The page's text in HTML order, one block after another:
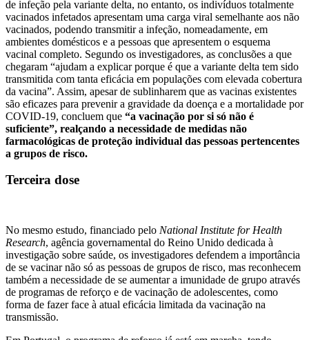
de infeção pela variante delta, no entanto, os indivíduos totalmente
vacinados infetados apresentam uma carga viral semelhante aos não
vacinados, podendo transmitir a infeção, nomeadamente, em
ambientes domésticos e a pessoas que apresentem o esquema
vacinal completo. Segundo os investigadores, as conclusões a que
chegaram “ajudam a explicar porque é que a variante delta tem sido
transmitida com tanta eficácia em populações com elevada cobertura
da vacina”. Assim, apesar de sublinharem que as vacinas existentes
são eficazes para prevenir a gravidade da doença e a mortalidade por
COVID-19, concluem que “a vacinação por si só não é
suficiente”, realçando a necessidade de medidas não
farmacológicas de proteção individual das pessoas pertencentes
a grupos de risco.
Terceira dose
No mesmo estudo, financiado pelo National Institute for Health
Research, agência governamental do Reino Unido dedicada à
investigação sobre saúde, os investigadores defendem a importância
de se vacinar não só as pessoas de grupos de risco, mas reconhecem
também a necessidade de se aumentar a imunidade de grupo através
de programas de reforço e de vacinação de adolescentes, como
forma de fazer face à atual eficácia limitada da vacinação na
transmissão.